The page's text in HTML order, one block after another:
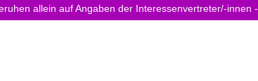
allein auf Angaben der Interessenvertreter/-innen -